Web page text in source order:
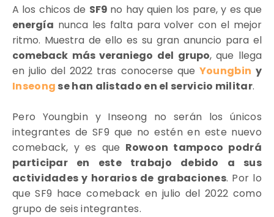
A los chicos de SF9 no hay quien los pare, y es que
energía nunca les falta para volver con el mejor
ritmo. Muestra de ello es su gran anuncio para el
comeback más veraniego del grupo, que llega
en julio del 2022 tras conocerse que Youngbin y
Inseong se han alistado en el servicio militar.
Pero Youngbin y Inseong no serán los únicos
integrantes de SF9 que no estén en este nuevo
comeback, y es que Rowoon tampoco podrá
participar en este trabajo debido a sus
actividades y horarios de grabaciones. Por lo
que SF9 hace comeback en julio del 2022 como
grupo de seis integrantes.